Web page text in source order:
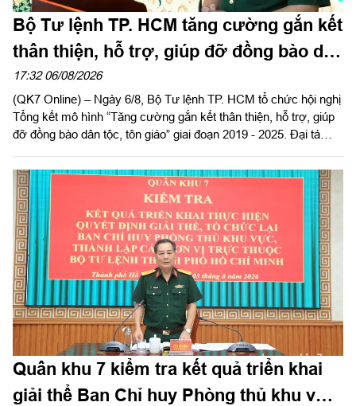
Bộ Tư lệnh TP. HCM tăng cường gắn kết
thân thiện, hỗ trợ, giúp đỡ đồng bào dân
tộc, tôn giáo
17:32 06/08/2026
(QK7 Online) – Ngày 6/8, Bộ Tư lệnh TP. HCM tổ chức hội nghị
Tổng kết mô hình “Tăng cường gắn kết thân thiện, hỗ trợ, giúp
đỡ đồng bào dân tộc, tôn giáo” giai đoạn 2019 - 2025. Đại tá
đạo hội nghị.
Quân khu 7 kiểm tra kết quả triển khai
giải thể Ban Chỉ huy Phòng thủ khu vực